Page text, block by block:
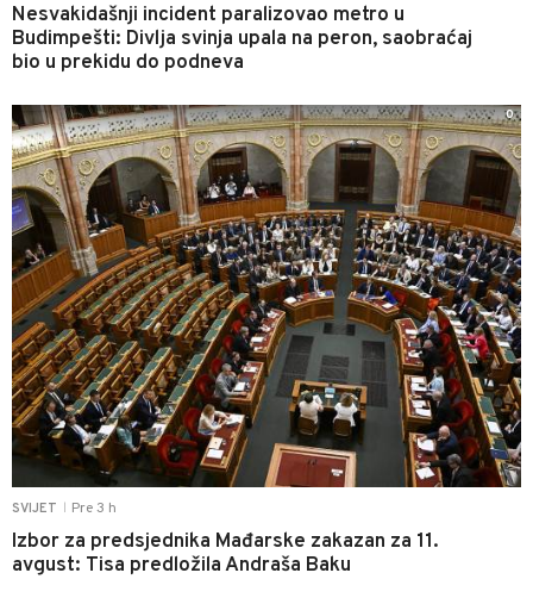
Nesvakidašnji incident paralizovao metro u
Budimpešti: Divlja svinja upala na peron, saobraćaj
bio u prekidu do podneva
SVIJET Pre 3 h
Izbor za predsjednika Mađarske zakazan za 11.
avgust: Tisa predložila Andraša Baku
0